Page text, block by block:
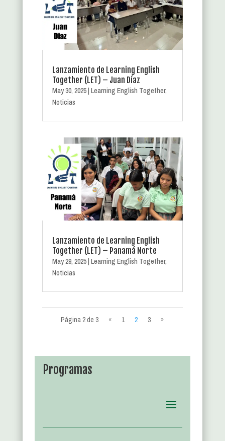
Lanzamiento de Learning English
Together (LET) – Juan Díaz
May 30, 2025|Learning English Together,
Noticias
Lanzamiento de Learning English
Together (LET) – Panamá Norte
May 29, 2025|Learning English Together,
Noticias
Página 2 de 3 « 1 2 3 »
Programas